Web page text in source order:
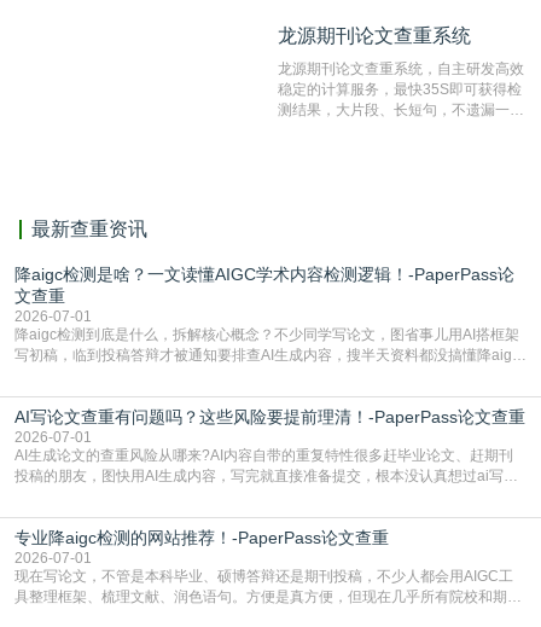
对，利用指纹索引快速而精准地在云检
有相似的片段，该项技术检测速度快、
准确率高，市场反映良好。
龙源期刊论文查重系统
龙源期刊论文查重系统，自主研发高效
稳定的计算服务，最快35S即可获得检
测结果，大片段、长短句，不遗漏一处
最新查重资讯
降aigc检测是啥？一文读懂AIGC学术内容检测逻辑！-PaperPass论
文查重
2026-07-01
降aigc检测到底是什么，拆解核心概念？不少同学写论文，图省事儿用AI搭框架
写初稿，临到投稿答辩才被通知要排查AI生成内容，搜半天资料都没搞懂降aigc
怕是已经入行的科研人员，不少人也搞不清降aigc检测是啥，对相关要求摸不
准。其实，降aigc检测是伴随AIGC工具在学术领域普及诞生的新需求，核心是为
了满足现在高校、期刊对AI生
AI写论文查重有问题吗？这些风险要提前理清！-PaperPass论文查重
2026-07-01
AI生成论文的查重风险从哪来?AI内容自带的重复特性很多赶毕业论文、赶期刊
投稿的朋友，图快用AI生成内容，写完就直接准备提交，根本没认真想过ai写论
自带不可忽视的查重风险。AI训练依赖海量公开的文本数据，生成内容本质是基
于训练数据的概率拼接，不是从零开始的原创创作。生成过程中，很容易复用已
有的高频公共表述，甚至直接拼接已经公开
专业降aigc检测的网站推荐！-PaperPass论文查重
2026-07-01
现在写论文，不管是本科毕业、硕博答辩还是期刊投稿，不少人都会用AIGC工
具整理框架、梳理文献、润色语句。方便是真方便，但现在几乎所有院校和期刊